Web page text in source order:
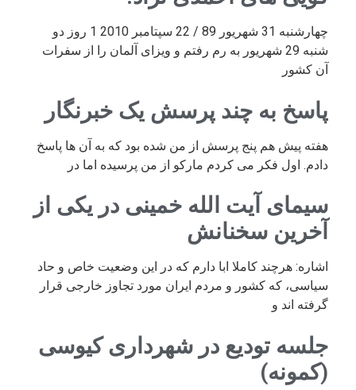
چهارشنبه 31 شهریور 89 / 22 سپتامبر 2010 1 روز دو
شنبه 29 شهریور به رم رفتم و ویزای آلمان را از سفرات
آن کشور
پاسخ به چند پرسش یک خبرنگار
هفته پیش هم پنج پرسش از من شده بود که به آن ها پاسخ
دادم. اول فکر می کردم مارکو از من پرسیده اما در
سیمای آیت الله خمینی در یکی از
آخرین سخنانش
اشاره: هرچند کاملا ابا دارم که در این وضعیت خاص و حاد
سیاسی، که کشور و مردم ایران مورد تجاوز خارجی قرار
گرفته اند و
جلسه تودیع در شهرداری کیوسی
(کمونه)